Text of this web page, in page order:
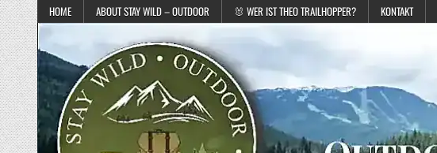
Skip to content
HOME ABOUT STAY WILD – OUTDOOR 🐰 WER IST THEO TRAILHOPPER? KONTAKT